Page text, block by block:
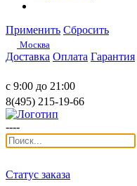
Применить Сбросить
Москва
Доставка Оплата Гарантия
с 9:00 до 21:00
8(495) 215-19-66
----
Статус заказа